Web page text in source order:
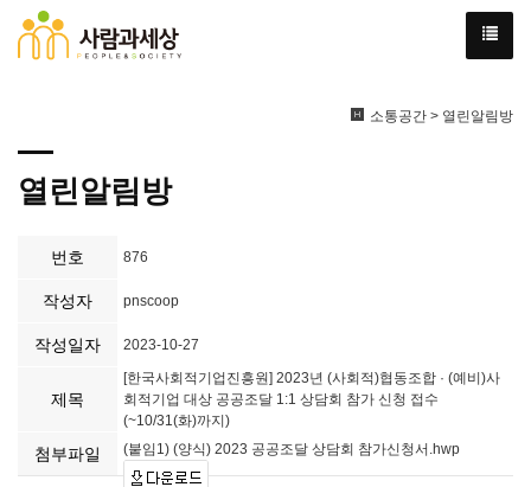
소통공간 > 열린알림방
열린알림방
번호 876
작성자 pnscoop
작성일자 2023-10-27
제목
[한국사회적기업진흥원] 2023년 (사회적)협동조합 · (예비)사
회적기업 대상 공공조달 1:1 상담회 참가 신청 접수
(~10/31(화)까지)
첨부파일 (붙임1) (양식) 2023 공공조달 상담회 참가신청서.hwp